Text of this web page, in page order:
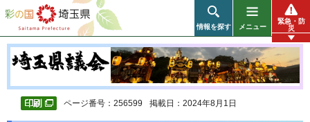
彩の国 埼玉県
情報を探す メニュー
緊急・防
災
ページ番号：256599 掲載日：2024年8月1日